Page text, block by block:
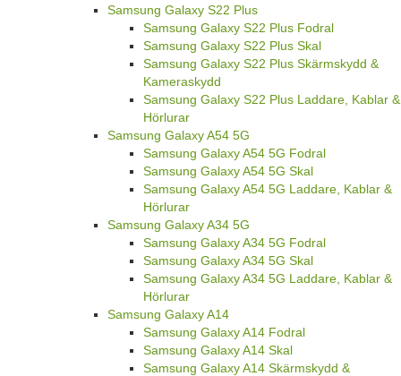
Samsung Galaxy S22 Plus
Samsung Galaxy S22 Plus Fodral
Samsung Galaxy S22 Plus Skal
Samsung Galaxy S22 Plus Skärmskydd &
Kameraskydd
Samsung Galaxy S22 Plus Laddare, Kablar &
Hörlurar
Samsung Galaxy A54 5G
Samsung Galaxy A54 5G Fodral
Samsung Galaxy A54 5G Skal
Samsung Galaxy A54 5G Laddare, Kablar &
Hörlurar
Samsung Galaxy A34 5G
Samsung Galaxy A34 5G Fodral
Samsung Galaxy A34 5G Skal
Samsung Galaxy A34 5G Laddare, Kablar &
Hörlurar
Samsung Galaxy A14
Samsung Galaxy A14 Fodral
Samsung Galaxy A14 Skal
Samsung Galaxy A14 Skärmskydd &